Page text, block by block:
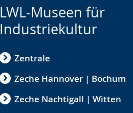
LWL-Museen für
Industriekultur
Zentrale
Zeche Hannover | Bochum
Zeche Nachtigall | Witten